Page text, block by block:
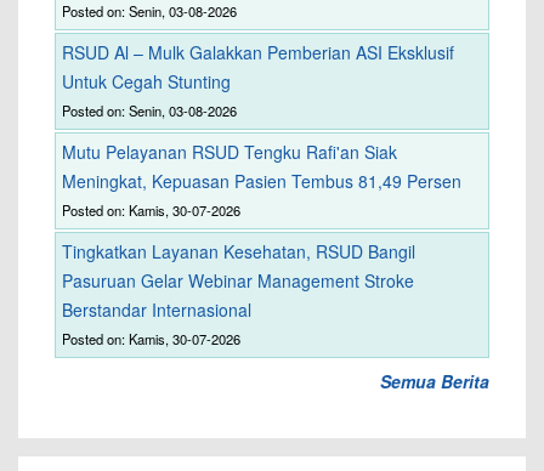
Posted on: Senin, 03-08-2026
RSUD Al – Mulk Galakkan Pemberian ASI Eksklusif
Untuk Cegah Stunting
Posted on: Senin, 03-08-2026
Mutu Pelayanan RSUD Tengku Rafi'an Siak
Meningkat, Kepuasan Pasien Tembus 81,49 Persen
Posted on: Kamis, 30-07-2026
Tingkatkan Layanan Kesehatan, RSUD Bangil
Pasuruan Gelar Webinar Management Stroke
Berstandar Internasional
Posted on: Kamis, 30-07-2026
Semua Berita